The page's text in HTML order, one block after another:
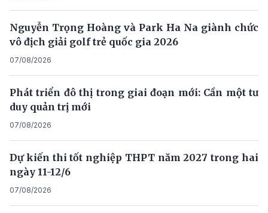
Nguyễn Trọng Hoàng và Park Ha Na giành chức
vô địch giải golf trẻ quốc gia 2026
07/08/2026
Phát triển đô thị trong giai đoạn mới: Cần một tư
duy quản trị mới
07/08/2026
Dự kiến thi tốt nghiệp THPT năm 2027 trong hai
ngày 11-12/6
07/08/2026